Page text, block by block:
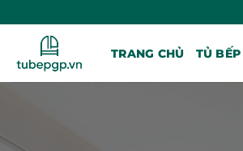
qua
dung
TRANG CHỦ TỦ BẾP